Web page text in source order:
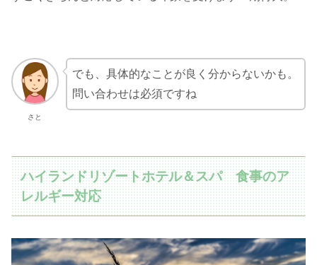
さと
でも、具体的なことが良く分からないかも。
問い合わせは必須ですね
ハイランドリゾートホテル＆スパ 食事のア
レルギー対応